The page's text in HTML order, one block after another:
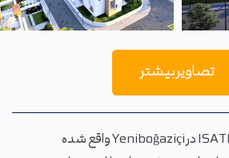
تصاویر بیشتر
پروژه ISATIS SUNRISE در Yeniboğaziçi واقع شده